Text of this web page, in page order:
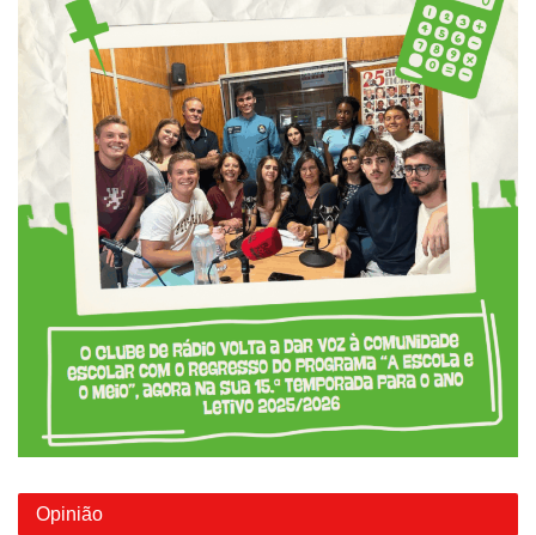
Opinião